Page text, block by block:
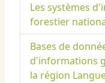
Les systèmes
forestier
Bases de
d'informations
la région